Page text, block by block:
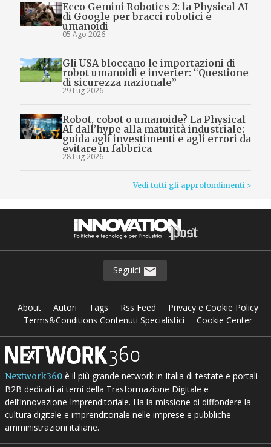
Ecco Gemini Robotics 2: la Physical AI
di Google per bracci robotici e
umanoidi
05 Ago 2026
Gli USA bloccano le importazioni di
robot umanoidi e inverter: “Questione
di sicurezza nazionale”
29 Lug 2026
Robot, cobot o umanoide? La Physical
AI dall’hype alla maturità industriale:
guida agli investimenti e agli errori da
evitare in fabbrica
28 Lug 2026
Vedi tutti gli approfondimenti >
Seguici
About Autori Tags Rss Feed
Privacy e Cookie Policy
Terms&Conditions Contenuti Specialistici
Cookie Center
Nextwork360è il più grande network in Italia di testate e portali
B2B dedicati ai temi della Trasformazione Digitale e
dell’Innovazione Imprenditoriale. Ha la missione di diffondere la
cultura digitale e imprenditoriale nelle imprese e pubbliche
amministrazioni italiane.